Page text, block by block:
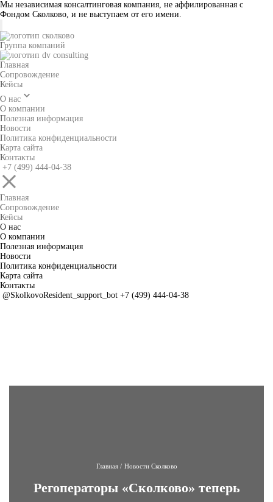
Мы независимая консалтинговая компания, не аффилированная с
Фондом Сколково, и не выступаем от его имени.
Группа компаний
Главная
Сопровождение
Кейсы
О нас
О компании
Полезная информация
Новости
Политика конфиденциальности
Карта сайта
Контакты
+7 (499) 444-04-38
Главная
Сопровождение
Кейсы
О нас
О компании
Полезная информация
Новости
Политика конфиденциальности
Карта сайта
Контакты
@SkolkovoResident_support_bot +7 (499) 444-04-38
Главная / Новости Сколково
Регоператоры «Сколково» теперь